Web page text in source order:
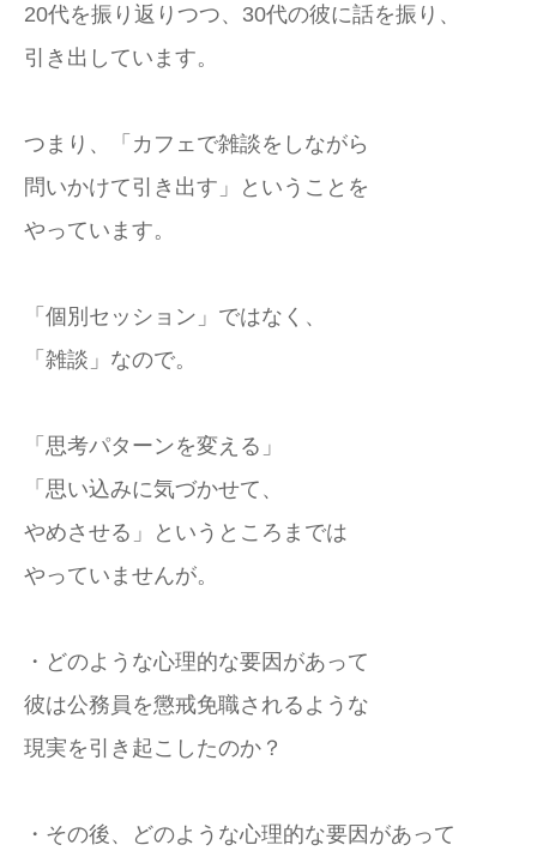
20代を振り返りつつ、30代の彼に話を振り、
引き出しています。
つまり、「カフェで雑談をしながら
問いかけて引き出す」ということを
やっています。
「個別セッション」ではなく、
「雑談」なので。
「思考パターンを変える」
「思い込みに気づかせて、
やめさせる」というところまでは
やっていませんが。
・どのような心理的な要因があって
彼は公務員を懲戒免職されるような
現実を引き起こしたのか？
・その後、どのような心理的な要因があって